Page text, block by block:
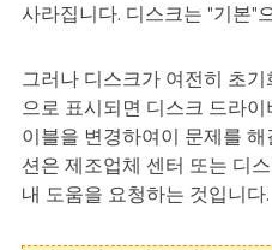
사라집니다. 디스크는 "기본"
그러나 디스크가 여전히 초
으로 표시되면 디스크 드라
이블을 변경하여이 문제를
션은 제조업체 센터 또는 디
내 도움을 요청하는 것입니다.